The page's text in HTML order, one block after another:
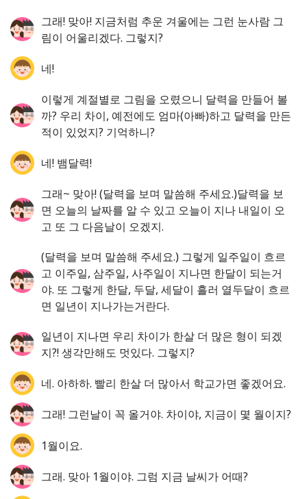
그래! 맞아! 지금처럼 추운 겨울에는 그런 눈사람 그
림이 어울리겠다. 그렇지?
네!
이렇게 계절별로 그림을 오렸으니 달력을 만들어 볼
까? 우리 차이, 예전에도 엄마(아빠)하고 달력을 만든
적이 있었지? 기억하니?
네! 뱀달력!
그래~ 맞아! (달력을 보며 말씀해 주세요.)달력을 보
면 오늘의 날짜를 알 수 있고 오늘이 지나 내일이 오
고 또 그 다음날이 오겠지.
(달력을 보며 말씀해 주세요.) 그렇게 일주일이 흐르
고 이주일, 삼주일, 사주일이 지나면 한달이 되는거
야. 또 그렇게 한달, 두달, 세달이 흘러 열두달이 흐르
면 일년이 지나가는거란다.
일년이 지나면 우리 차이가 한살 더 많은 형이 되겠
지?! 생각만해도 멋있다. 그렇지?
네. 아하하. 빨리 한살 더 많아서 학교가면 좋겠어요.
그래! 그런날이 꼭 올거야. 차이야, 지금이 몇 월이지?
1월이요.
그래. 맞아 1월이야. 그럼 지금 날씨가 어때?